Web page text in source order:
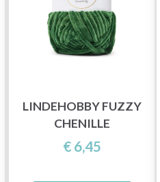
LINDEHOBBY FUZZY
CHENILLE
€ 6,45